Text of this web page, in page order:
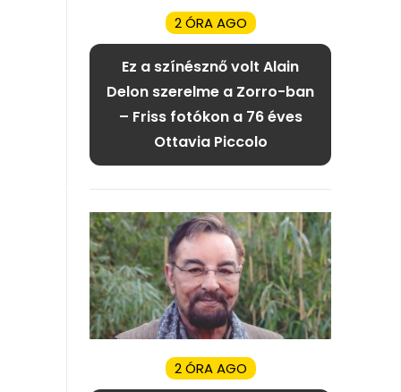
2 ÓRA AGO
Ez a színésznő volt Alain
Delon szerelme a Zorro-ban
– Friss fotókon a 76 éves
Ottavia Piccolo
2 ÓRA AGO